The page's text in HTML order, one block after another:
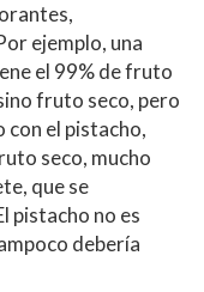
ejemplo, una
el 99% de fruto
fruto seco, pero
con el pistacho,
seco, mucho
que se
pistacho no es
debería